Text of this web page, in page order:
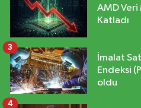
AMD
Katladı
İmalat
Endeksi
oldu
3
4